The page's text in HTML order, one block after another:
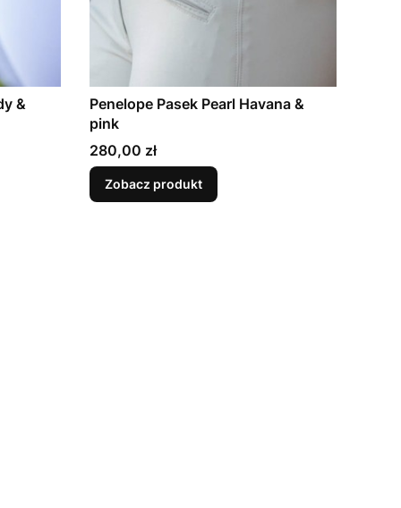
&
Penelope Pasek Pearl Havana &
pink
Cena
280,00 zł
Zobacz produkt